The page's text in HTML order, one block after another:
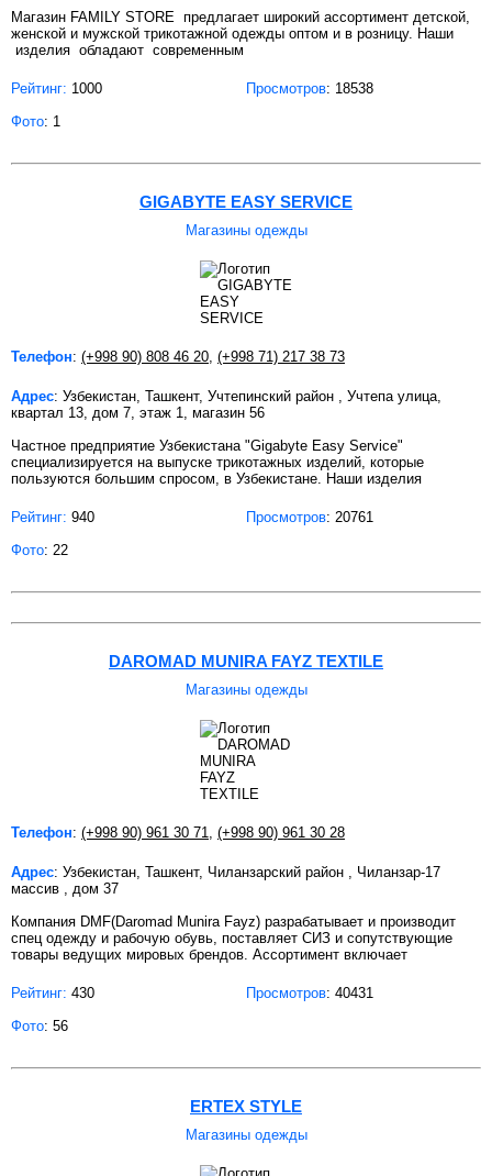
Магазин FAMILY STORE предлагает широкий ассортимент детской,
женской и мужской трикотажной одежды оптом и в розницу. Наши
изделия обладают современным
Рейтинг: 1000 Просмотров: 18538
Фото: 1
GIGABYTE EASY SERVICE
Магазины одежды
Телефон: (+998 90) 808 46 20, (+998 71) 217 38 73
Адрес: Узбекистан, Ташкент, Учтепинский район , Учтепа улица,
квартал 13, дом 7, этаж 1, магазин 56
Частное предприятие Узбекистана "Gigabyte Easy Service"
специализируется на выпуске трикотажных изделий, которые
пользуются большим спросом, в Узбекистане. Наши изделия
Рейтинг: 940 Просмотров: 20761
Фото: 22
DAROMAD MUNIRA FAYZ TEXTILE
Магазины одежды
Телефон: (+998 90) 961 30 71 (+998 90) 961 30 28
Адрес: Узбекистан, Ташкент, Чиланзарский район , Чиланзар-17
массив , дом 37
Компания DMF(Daromad Munira Fayz) разрабатывает и производит
спец одежду и рабочую обувь, поставляет СИЗ и сопутствующие
товары ведущих мировых брендов. Ассортимент включает
Рейтинг: 430 Просмотров: 40431
Фото: 56
ERTEX STYLE
Магазины одежды